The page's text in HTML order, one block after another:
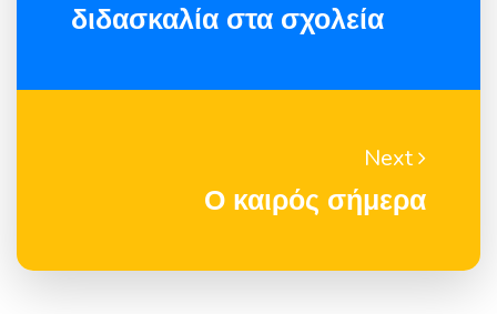
διδασκαλία στα σχολεία
Next
Ο καιρός σήμερα